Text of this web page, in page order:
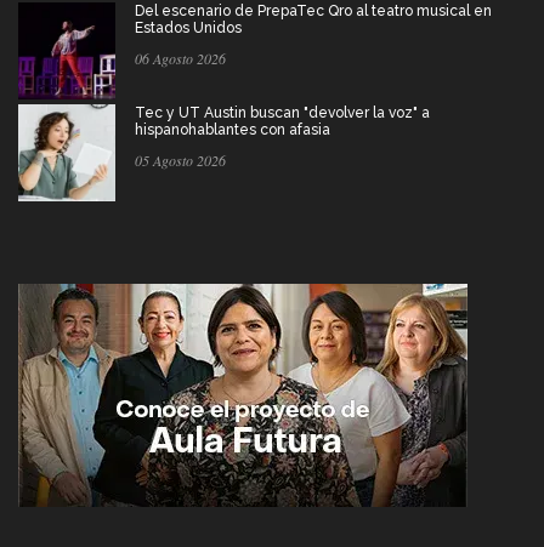
Del escenario de PrepaTec Qro al teatro musical en
Estados Unidos
06 Agosto 2026
Tec y UT Austin buscan "devolver la voz" a
hispanohablantes con afasia
05 Agosto 2026